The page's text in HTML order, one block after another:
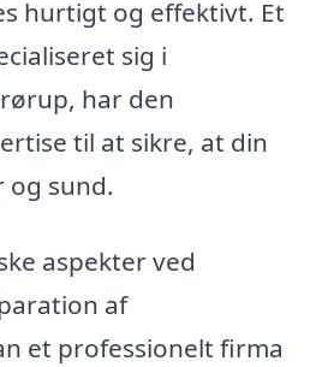
hurtigt og effektivt. Et
sig i
har den
til at sikre, at din
sund.
aspekter ved
af
et professionelt firma